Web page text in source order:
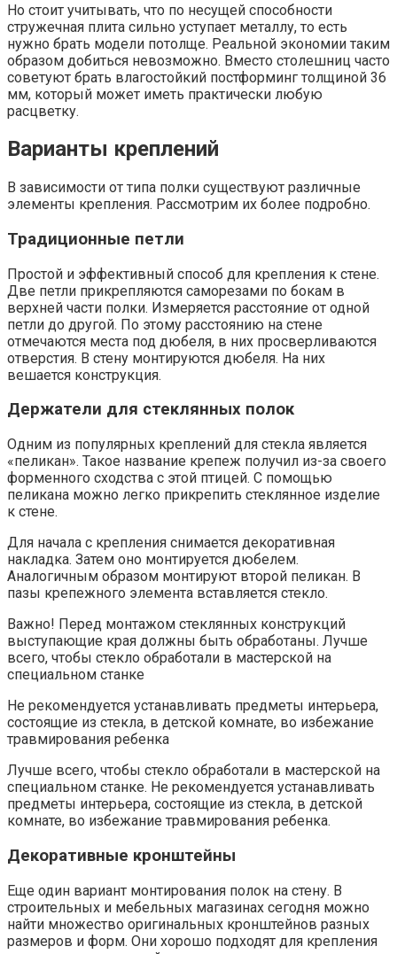
Но стоит учитывать, что по несущей способности
стружечная плита сильно уступает металлу, то есть
нужно брать модели потолще. Реальной экономии таким
образом добиться невозможно. Вместо столешниц часто
советуют брать влагостойкий постформинг толщиной 36
мм, который может иметь практически любую
расцветку.
Варианты креплений
В зависимости от типа полки существуют различные
элементы крепления. Рассмотрим их более подробно.
Традиционные петли
Простой и эффективный способ для крепления к стене.
Две петли прикрепляются саморезами по бокам в
верхней части полки. Измеряется расстояние от одной
петли до другой. По этому расстоянию на стене
отмечаются места под дюбеля, в них просверливаются
отверстия. В стену монтируются дюбеля. На них
вешается конструкция.
Держатели для стеклянных полок
Одним из популярных креплений для стекла является
«пеликан». Такое название крепеж получил из-за своего
форменного сходства с этой птицей. С помощью
пеликана можно легко прикрепить стеклянное изделие
к стене.
Для начала с крепления снимается декоративная
накладка. Затем оно монтируется дюбелем.
Аналогичным образом монтируют второй пеликан. В
пазы крепежного элемента вставляется стекло.
Важно! Перед монтажом стеклянных конструкций
выступающие края должны быть обработаны. Лучше
всего, чтобы стекло обработали в мастерской на
специальном станке
Не рекомендуется устанавливать предметы интерьера,
состоящие из стекла, в детской комнате, во избежание
травмирования ребенка
Лучше всего, чтобы стекло обработали в мастерской на
специальном станке. Не рекомендуется устанавливать
предметы интерьера, состоящие из стекла, в детской
комнате, во избежание травмирования ребенка.
Декоративные кронштейны
Еще один вариант монтирования полок на стену. В
строительных и мебельных магазинах сегодня можно
найти множество оригинальных кронштейнов разных
размеров и форм. Они хорошо подходят для крепления